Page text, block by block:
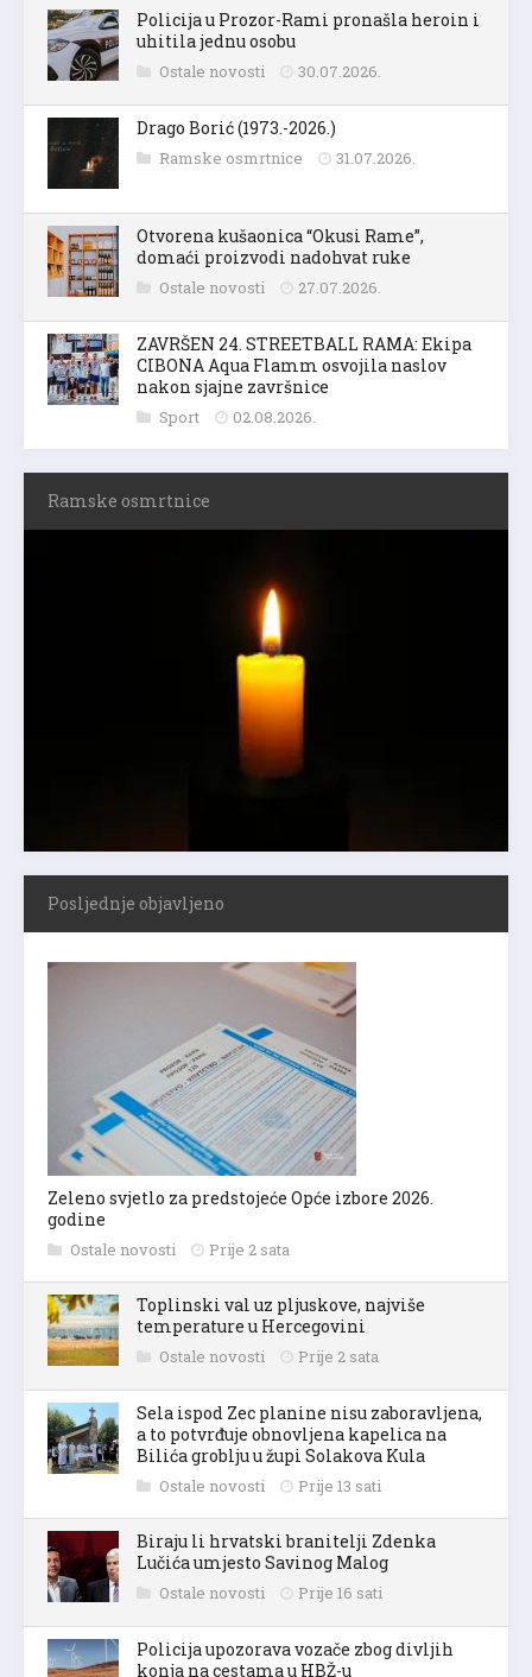
Policija u Prozor-Rami pronašla heroin i
uhitila jednu osobu
Ostale novosti 30.07.2026.
Drago Borić (1973.-2026.)
Ramske osmrtnice 31.07.2026.
Otvorena kušaonica “Okusi Rame”,
domaći proizvodi nadohvat ruke
Ostale novosti 27.07.2026.
ZAVRŠEN 24. STREETBALL RAMA: Ekipa
CIBONA Aqua Flamm osvojila naslov
nakon sjajne završnice
Sport 02.08.2026.
Ramske osmrtnice
Posljednje objavljeno
Zeleno svjetlo za predstojeće Opće izbore 2026.
godine
Ostale novosti Prije 2 sata
Toplinski val uz pljuskove, najviše
temperature u Hercegovini
Ostale novosti Prije 2 sata
Sela ispod Zec planine nisu zaboravljena,
a to potvrđuje obnovljena kapelica na
Bilića groblju u župi Solakova Kula
Ostale novosti Prije 13 sati
Biraju li hrvatski branitelji Zdenka
Lučića umjesto Savinog Malog
Ostale novosti Prije 16 sati
Policija upozorava vozače zbog divljih
konja na cestama u HBŽ-u